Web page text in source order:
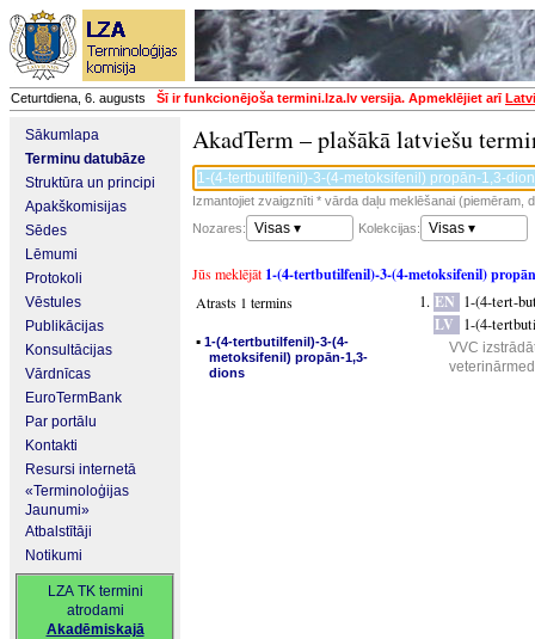
Ceturtdiena, 6. augusts Šī ir funkcionējoša termini.lza.lv versija. Apmeklējiet arī
Sākumlapa
Terminu datubāze
Struktūra un principi
Apakškomisijas
Sēdes
Lēmumi
Protokoli
Vēstules
Publikācijas
Konsultācijas
Vārdnīcas
EuroTermBank
Par portālu
Kontakti
Resursi internetā
«Terminoloģijas
Jaunumi»
Atbalstītāji
Notikumi
LZA TK termini
atrodami
Akadēmiskajā
AkadTerm – plašākā latviešu
Izmantojiet zvaigznīti * vārda daļu meklēšanai (piemēram,
Nozares:
Visas ▾ Kolekcijas: Visas ▾
Jūs meklējāt 1-(4-tertbutilfenil)-3-(4-metoksifenil)
Atrasts 1 termins
▪ 1-(4-tertbutilfenil)-3-(4-
metoksifenil) propān-1,3-
dions
EN 1-(4-tert-
LV 1-(4-
VVC